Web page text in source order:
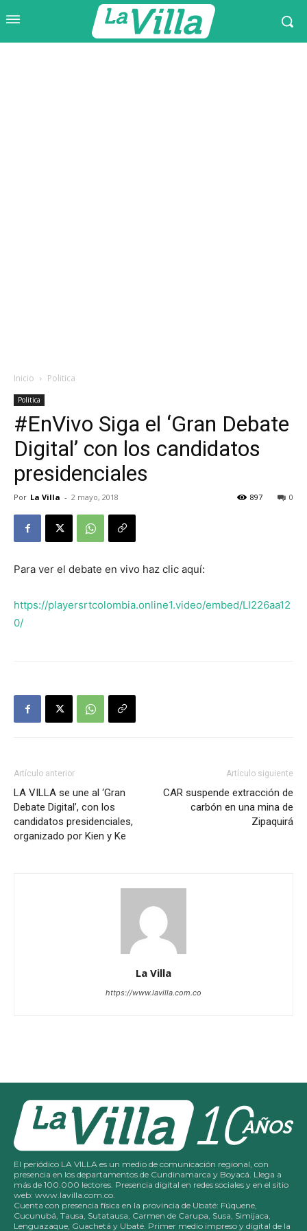
Inicio Politica
Politica
#EnVivo Siga el ‘Gran Debate
Digital’ con los candidatos
presidenciales
Por La Villa - 2 mayo, 2018 0
897
Para ver el debate en vivo haz clic aquí:
https://playersrtcolombia.online1.video/embed/LI226aa12
0/
Artículo anterior
LA VILLA se une al ‘Gran
Debate Digital’, con los
candidatos presidenciales,
organizado por Kien y Ke
Artículo siguiente
CAR suspende extracción de
carbón en una mina de
Zipaquirá
La Villa
https://www.lavilla.com.co
El periódico LA VILLA es un medio de comunicación regional, con
presencia en los departamentos de Cundinamarca y Boyacá. Llega a
más de 100.000 lectores. Presencia digital en redes sociales y en el sitio
web: www.lavilla.com.co.
Cuenta con presencia física en la provincia de Ubaté: Fúquene,
Cucunubá, Tausa, Sutatausa, Carmen de Carupa, Susa, Simijaca,
Lenguazaque, Guachetá y Ubaté. Primer medio impreso y digital de la